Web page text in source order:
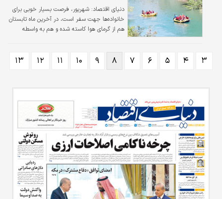
دنیای اقتصاد: شهریور، فرصت بسیار خوبی برای
خانواده‌ها ‌جهت سفر است‌، در آخرین ماه تابستان
هم از گرمای هوا کاسته شده و هم به واسطه
انواع و اقسام تورها را به مقاصد مختلف تعریف
کرده‌اند.
۳ ۴ ۵ ۶ ۷ ۸ ۹ ۱۰ ۱۱ ۱۲ ۱۳